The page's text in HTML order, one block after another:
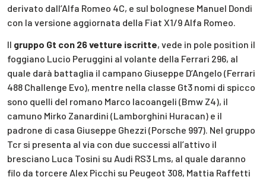
derivato dall’Alfa Romeo 4C, e sul bolognese Manuel Dondi
con la versione aggiornata della Fiat X1/9 Alfa Romeo.
Il gruppo Gt con 26 vetture iscritte, vede in pole position il
foggiano Lucio Peruggini al volante della Ferrari 296, al
quale darà battaglia il campano Giuseppe D’Angelo (Ferrari
488 Challenge Evo), mentre nella classe Gt3 nomi di spicco
sono quelli del romano Marco Iacoangeli (Bmw Z4), il
camuno Mirko Zanardini (Lamborghini Huracan) e il
padrone di casa Giuseppe Ghezzi (Porsche 997). Nel gruppo
Tcr si presenta al via con due successi all’attivo il
bresciano Luca Tosini su Audi RS3 Lms, al quale daranno
filo da torcere Alex Picchi su Peugeot 308, Mattia Raffetti